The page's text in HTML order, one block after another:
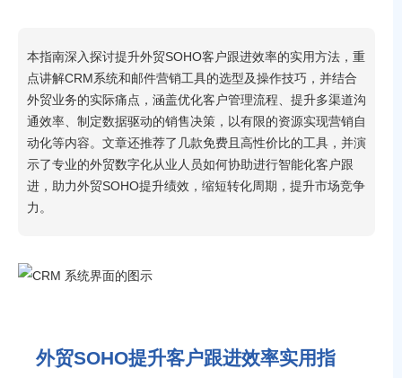
本指南深入探讨提升外贸SOHO客户跟进效率的实用方法，重
点讲解CRM系统和邮件营销工具的选型及操作技巧，并结合
外贸业务的实际痛点，涵盖优化客户管理流程、提升多渠道沟
通效率、制定数据驱动的销售决策，以有限的资源实现营销自
动化等内容。文章还推荐了几款免费且高性价比的工具，并演
示了专业的外贸数字化从业人员如何协助进行智能化客户跟
进，助力外贸SOHO提升绩效，缩短转化周期，提升市场竞争
力。
外贸SOHO提升客户跟进效率实用指